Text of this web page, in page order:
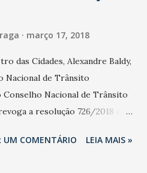
março 17, 2018
das Cidades, Alexandre Baldy,
de Trânsito
Nacional de Trânsito
a resolução 726/2018 que
da Carteira Nacional de
UM COMENTÁRIO LEIA MAIS »